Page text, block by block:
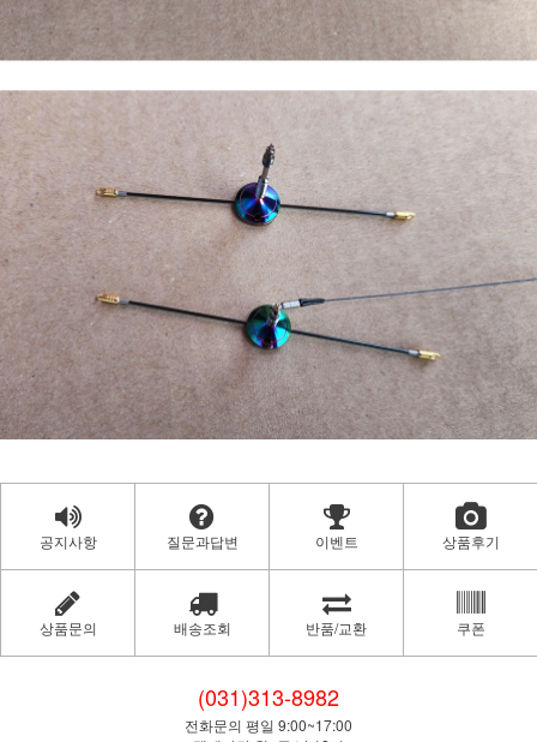
공지사항 질문과답변 이벤트 상품후기
상품문의 배송조회 반품/교환 쿠폰
(031)313-8982
전화문의 평일 9:00~17:00